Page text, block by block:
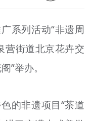
+
系列活动“非遗周
营街道北京花卉交
”举办。
的非遗项目“茶道